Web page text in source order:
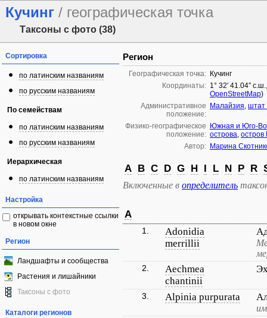
Кучинг / географическая точка
Таксоны с фото (38)
Сортировка
по латинским названиям
по русским названиям
По семействам
по латинским названиям
по русским названиям
Иерархическая
по латинским названиям
Настройка
открывать контекстные ссылки
в новом окне
Регион
Ландшафты и сообщества
Растения и лишайники
Таксоны с фото
Каталоги регионов
Регион
Географическая точка: Кучинг
Координаты: 1° 32′ 41.04″
OpenStreetMap)
Административное
положение:
Малайзия, штат
Физико-географическое
положение:
Южная и Юго-
острова, остров
Автор: Марина
A B C D G H I L N P R
Включенные в определитель
A
1.
Adonidia
merrillii
2.
Aechmea
chantinii
3. Alpinia purpurata